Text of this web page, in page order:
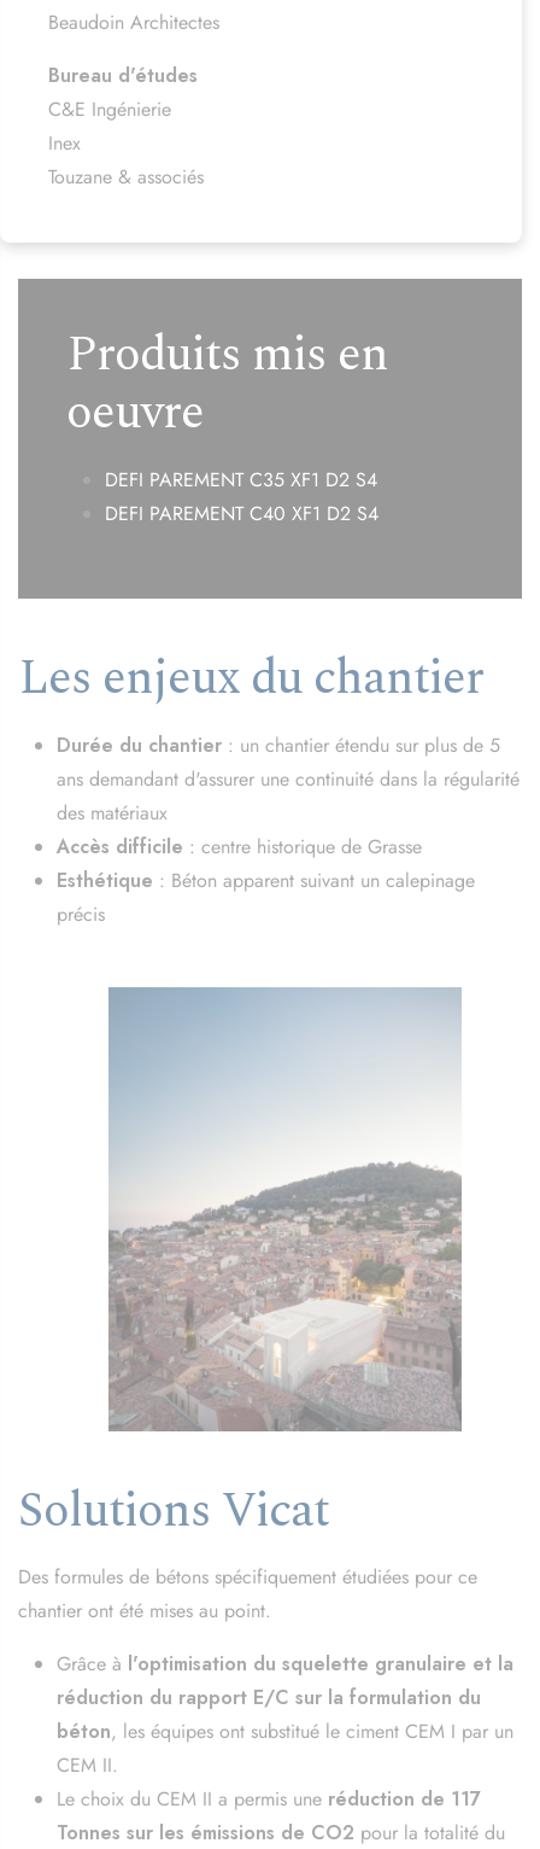
Beaudoin Architectes
Bureau d'études
C&E Ingénierie
Inex
Touzane & associés
Produits mis en
oeuvre
DEFI PAREMENT C35 XF1 D2 S4
DEFI PAREMENT C40 XF1 D2 S4
Les enjeux du chantier
Durée du chantier : un chantier étendu sur plus de 5
ans demandant d'assurer une continuité dans la régularité
des matériaux
Accès difficile : centre historique de Grasse
Esthétique : Béton apparent suivant un calepinage
précis
Solutions Vicat
Des formules de bétons spécifiquement étudiées pour ce
chantier ont été mises au point.
Grâce à l'optimisation du squelette granulaire et la
réduction du rapport E/C sur la formulation du
béton, les équipes ont substitué le ciment CEM I par un
CEM II.
Le choix du CEM II a permis une réduction de 117
Tonnes sur les émissions de CO2 pour la totalité du